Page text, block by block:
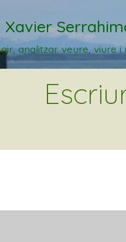
Xavier
analitzar. veure, viure i